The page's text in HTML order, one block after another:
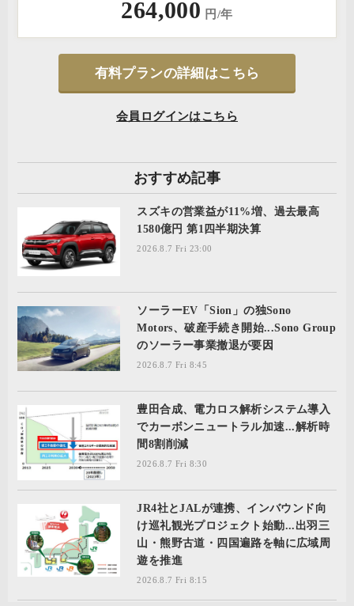
264,000 円/年
有料プランの詳細はこちら
会員ログインはこちら
おすすめ記事
スズキの営業益が11%増、過去最高
1580億円 第1四半期決算
2026.8.7 Fri 23:00
ソーラーEV「Sion」の独Sono
Motors、破産手続き開始...Sono Group
のソーラー事業撤退が要因
2026.8.7 Fri 8:45
豊田合成、電力ロス解析システム導入
でカーボンニュートラル加速...解析時
間8割削減
2026.8.7 Fri 8:30
JR4社とJALが連携、インバウンド向
け巡礼観光プロジェクト始動...出羽三
山・熊野古道・四国遍路を軸に広域周
遊を推進
2026.8.7 Fri 8:15